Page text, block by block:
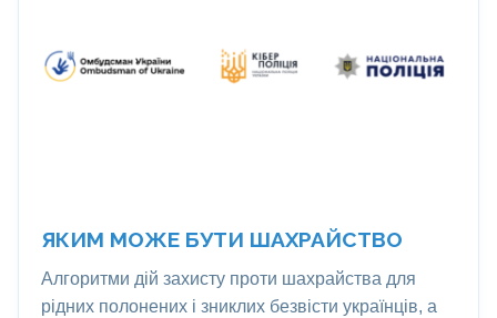
ЯКИМ МОЖЕ БУТИ ШАХРАЙСТВО
Алгоритми дій захисту проти шахрайства для
рідних полонених і зниклих безвісти українців, а